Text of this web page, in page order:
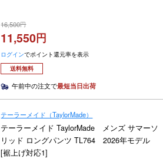
16,500
11,550
ログインでポイント還元率を表示
送料無料
午前中の注文で最短当日出荷
テーラーメイド（TaylorMade）
テーラーメイド TaylorMade メンズ サマーソ
リッド ロングパンツ TL764 2026年モデル
[裾上げ対応1]